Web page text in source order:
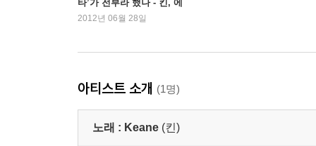
타’가 전부라 했나 - 킨, 에
피톤 프로젝트, 제이 래빗
2012년 06월 28일
아티스트 소개 (1명)
노래 : Keane (킨)